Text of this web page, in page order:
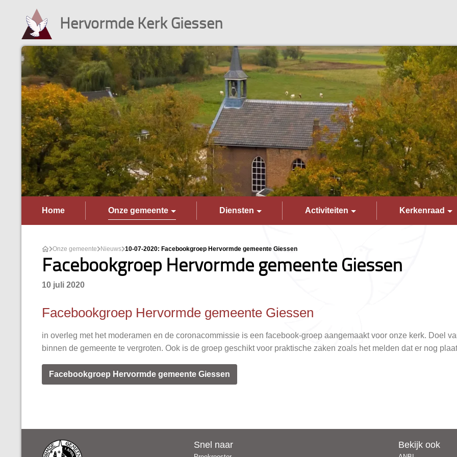
Hervormde Kerk Giessen
Home Onze gemeente Diensten Activiteiten Kerkenraad
Onze gemeente Nieuws 10-07-2020: Facebookgroep Hervormde gemeente Giessen
Facebookgroep Hervormde gemeente Giessen
10 juli 2020
Facebookgroep Hervormde gemeente Giessen
in overleg met het moderamen en de coronacommissie is een facebook-groep aangemaakt voor onze kerk. Doel
binnen de gemeente te vergroten. Ook is de groep geschikt voor praktische zaken zoals het melden dat er nog
Facebookgroep Hervormde gemeente Giessen
Snel naar Bekijk ook